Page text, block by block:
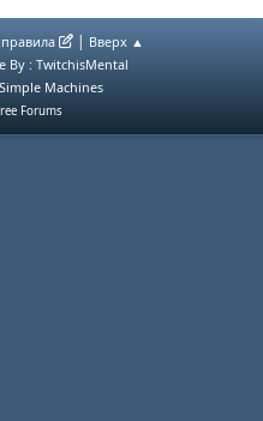
| Вверх ▲
By : TwitchisMental
Simple Machines
Forums